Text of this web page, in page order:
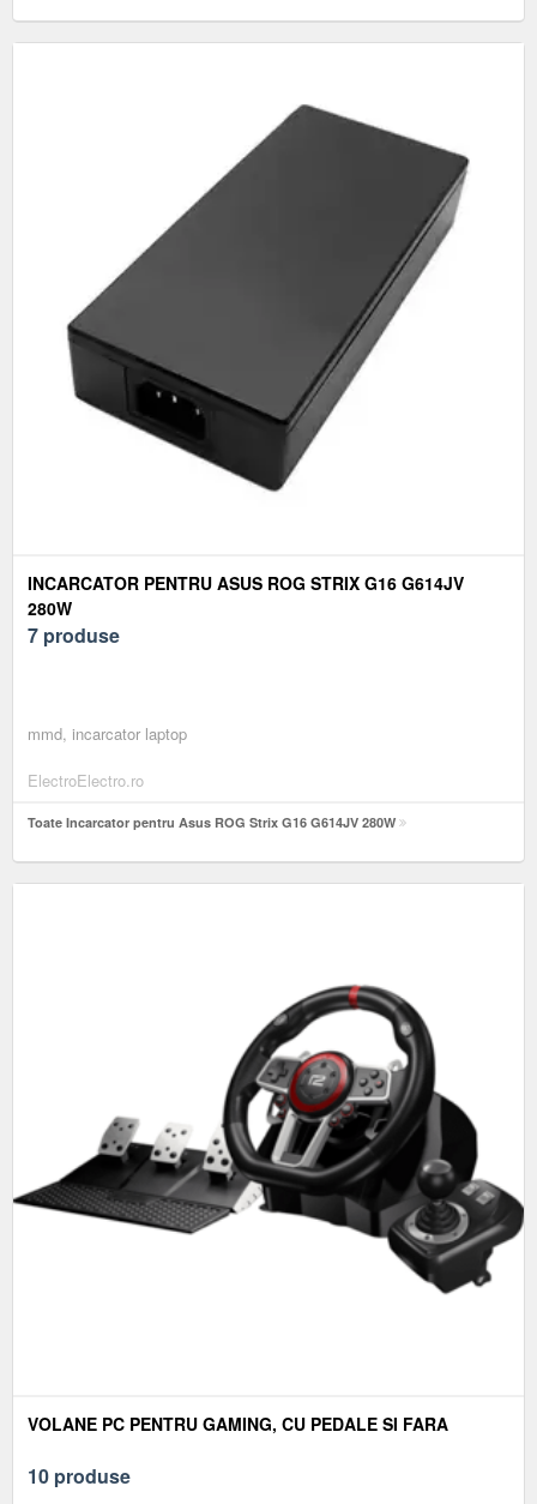
INCARCATOR PENTRU ASUS ROG STRIX G16 G614JV
280W
7 produse
mmd, incarcator laptop
ElectroElectro.ro
Toate Incarcator pentru Asus ROG Strix G16 G614JV 280W
VOLANE PC PENTRU GAMING, CU PEDALE SI FARA
10 produse